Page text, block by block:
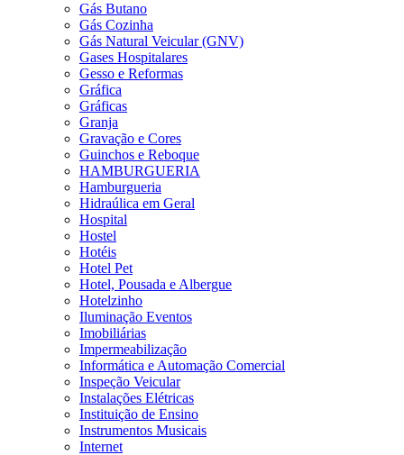
Gás Butano
Gás Cozinha
Gás Natural Veicular (GNV)
Gases Hospitalares
Gesso e Reformas
Gráfica
Gráficas
Granja
Gravação e Cores
Guinchos e Reboque
HAMBURGUERIA
Hamburgueria
Hidraúlica em Geral
Hospital
Hostel
Hotéis
Hotel Pet
Hotel, Pousada e Albergue
Hotelzinho
Iluminação Eventos
Imobiliárias
Impermeabilização
Informática e Automação Comercial
Inspeção Veicular
Instalações Elétricas
Instituição de Ensino
Instrumentos Musicais
Internet